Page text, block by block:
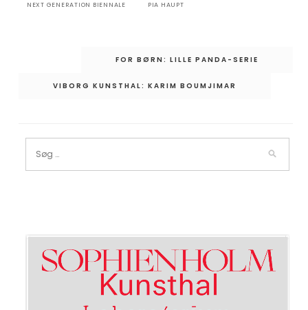
NEXT GENERATION BIENNALE PIA HAUPT
IndlægsnavigationFOR BØRN: LILLE PANDA-SERIE
VIBORG KUNSTHAL: KARIM BOUMJIMAR